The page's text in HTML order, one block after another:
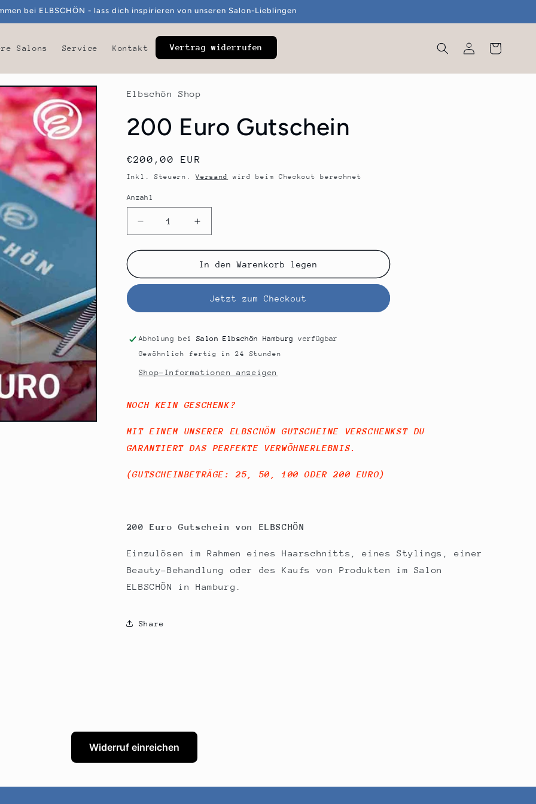
bei ELBSCHÖN - lass dich inspirieren von unseren Salon-Lieblingen
Salons Service Kontakt Vertrag widerrufen EinloggenWarenkorb
Elbschön Shop
200 Euro Gutschein
Normaler
Preis
€200,00 EUR
Inkl. Steuern.Versand wird beim Checkout berechnet
Anzahl
Anzahl
Verringere
die
Menge
200
Erhöhe
die
Menge
für
200
Gutschein
In den Warenkorb legen
Jetzt zum Checkout
Abholung bei Salon Elbschön Hamburg verfügbar
Gewöhnlich fertig in 24 Stunden
Shop-Informationen anzeigen
NOCH KEIN GESCHENK?
MIT EINEM UNSERER ELBSCHÖN GUTSCHEINE VERSCHENKST DU
GARANTIERT DAS PERFEKTE VERWÖHNERLEBNIS.
(GUTSCHEINBETRÄGE: 25, 50, 100 ODER 200 EURO)
200 Euro Gutschein von ELBSCHÖN
Einzulösen im Rahmen eines Haarschnitts, eines Stylings, einer
Beauty-Behandlung oder des Kaufs von Produkten im Salon
ELBSCHÖN in Hamburg.
Share
Widerruf einreichen